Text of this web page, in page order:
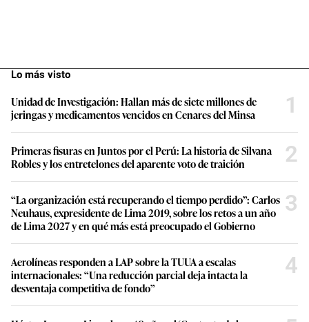
Lo más visto
Unidad de Investigación: Hallan más de siete millones de
jeringas y medicamentos vencidos en Cenares del Minsa
1
Primeras fisuras en Juntos por el Perú: La historia de Silvana
Robles y los entretelones del aparente voto de traición
2
“La organización está recuperando el tiempo perdido”: Carlos
Neuhaus, expresidente de Lima 2019, sobre los retos a un año
de Lima 2027 y en qué más está preocupado el Gobierno
3
Aerolíneas responden a LAP sobre la TUUA a escalas
internacionales: “Una reducción parcial deja intacta la
desventaja competitiva de fondo”
4